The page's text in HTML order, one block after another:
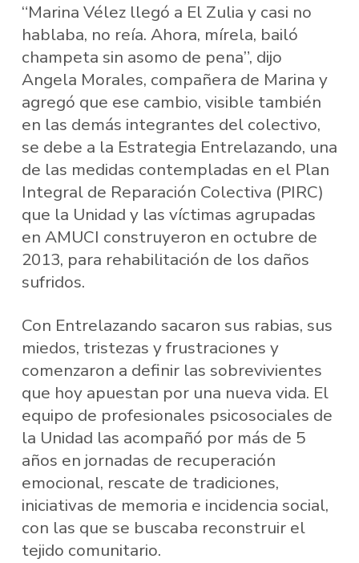
“Marina Vélez llegó a El Zulia y casi no
hablaba, no reía. Ahora, mírela, bailó
champeta sin asomo de pena”, dijo
Angela Morales, compañera de Marina y
agregó que ese cambio, visible también
en las demás integrantes del colectivo,
se debe a la Estrategia Entrelazando, una
de las medidas contempladas en el Plan
Integral de Reparación Colectiva (PIRC)
que la Unidad y las víctimas agrupadas
en AMUCI construyeron en octubre de
2013, para rehabilitación de los daños
sufridos.
Con Entrelazando sacaron sus rabias, sus
miedos, tristezas y frustraciones y
comenzaron a definir las sobrevivientes
que hoy apuestan por una nueva vida. El
equipo de profesionales psicosociales de
la Unidad las acompañó por más de 5
años en jornadas de recuperación
emocional, rescate de tradiciones,
iniciativas de memoria e incidencia social,
con las que se buscaba reconstruir el
tejido comunitario.